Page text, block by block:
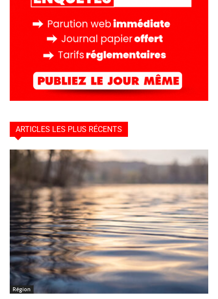
ARTICLES LES PLUS RÉCENTS
Région